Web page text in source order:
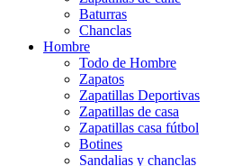
Baturras
Chanclas
Hombre
Todo de Hombre
Zapatos
Zapatillas Deportivas
Zapatillas de casa
Zapatillas casa fútbol
Botines
Sandalias y chanclas